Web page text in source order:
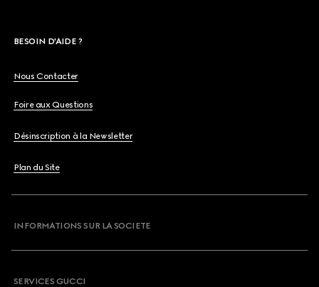
BESOIN D'AIDE ?
Nous Contacter
Foire aux Questions
Désinscription à la Newsletter
Plan du Site
INFORMATIONS SUR LA SOCIETE
SERVICES GUCCI